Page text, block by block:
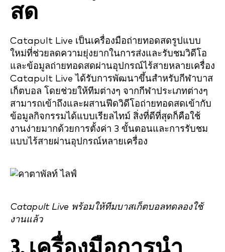
สด
Catapult Live เป็นเครื่องมือถ่ายทอดสดรูปแบบ
ใหม่ที่ช่วยลดความยุ่งยากในการส่งและรับชมวิดีโอ
และข้อมูลถ่ายทอดสดผ่านอุปกรณ์ไร้สายหลายเครื่อง
Catapult Live ได้รับการพัฒนาขึ้นสำหรับกีฬาบาส
เก็ตบอล โดยช่วยให้ทีมต่างๆ จากกีฬาประเภทต่างๆ
สามารถเข้าถึงและผสานฟีดวิดีโอถ่ายทอดสดเข้ากับ
ข้อมูลกิจกรรมได้แบบเรียลไทม์ สิ่งที่ดีที่สุดก็คือใช้
งานง่ายมากด้วยการตั้งค่า 3 ขั้นตอนและการรับชม
แบบไร้สายผ่านอุปกรณ์หลายเครื่อง
Catapult Live พร้อมให้ทีมบาสเก็ตบอลทดลองใช้
งานแล้ว